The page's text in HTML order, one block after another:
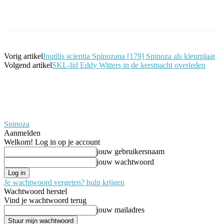
Vorig artikelInutilis scientia Spinozana [179] Spinoza als kleurplaat
Volgend artikelSKL-lid Eddy Witters in de kerstnacht overleden
Spinoza
Aanmelden
Welkom! Log in op je account
jouw gebruikersnaam
jouw wachtwoord
Je wachtwoord vergeten? hulp krijgen
Wachtwoord herstel
Vind je wachtwoord terug
jouw mailadres